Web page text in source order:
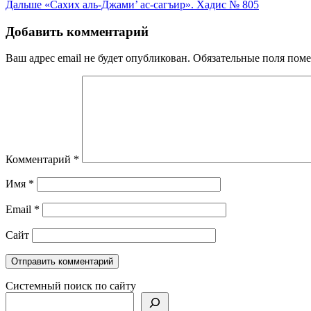
по
записям
Дальше «Сахих аль-Джами’ ас-сагъир». Хадис № 805
Добавить комментарий
Ваш адрес email не будет опубликован. Обязательные поля
Комментарий *
Имя *
Email *
Сайт
Системный поиск по сайту